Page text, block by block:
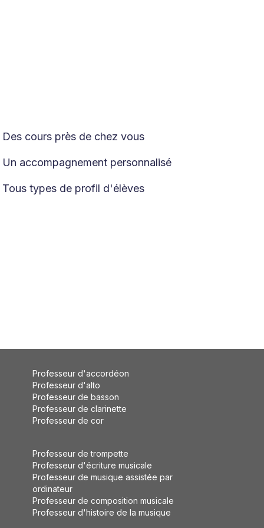
Des cours près de chez vous
Un accompagnement personnalisé
Tous types de profil d'élèves
Professeur d'accordéon
Professeur d'alto
Professeur de basson
Professeur de clarinette
Professeur de cor
Professeur de trompette
Professeur d'écriture musicale
Professeur de musique assistée par
ordinateur
Professeur de composition musicale
Professeur d'histoire de la musique